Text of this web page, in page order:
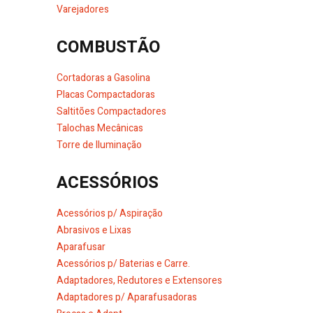
Varejadores
COMBUSTÃO
Cortadoras a Gasolina
Placas Compactadoras
Saltitões Compactadores
Talochas Mecânicas
Torre de Iluminação
ACESSÓRIOS
Acessórios p/ Aspiração
Abrasivos e Lixas
Aparafusar
Acessórios p/ Baterias e Carre.
Adaptadores, Redutores e Extensores
Adaptadores p/ Aparafusadoras